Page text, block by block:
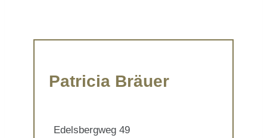
Patricia Bräuer
Edelsbergweg 49